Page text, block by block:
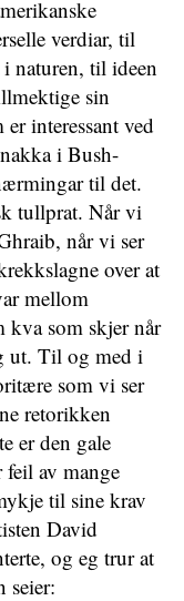
verdiar, til
naturen, til ideen
sin
interessant ved
i Bush-
til det.
tullprat. Når vi
når vi ser
over at
mellom
som skjer når
ut. Til og med i
som vi ser
retorikken
er den gale
av mange
til sine krav
David
og eg trur at
seier: